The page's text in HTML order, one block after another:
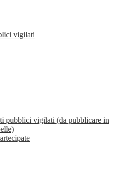
vigilati
pubblici vigilati (da pubblicare in